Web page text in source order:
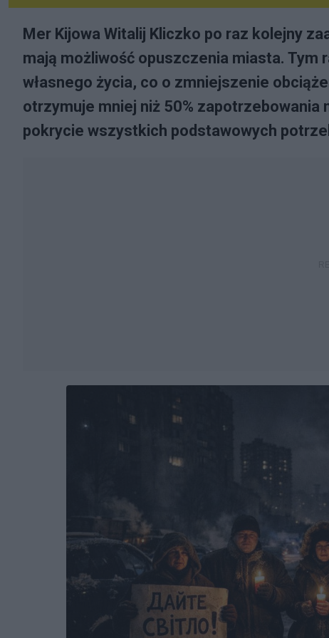
Mer Kijowa Witalij Kliczko po raz kolejny
mają możliwość opuszczenia miasta. Tym
własnego życia, co o zmniejszenie
otrzymuje mniej niż 50%
pokrycie wszystkich podstawowych